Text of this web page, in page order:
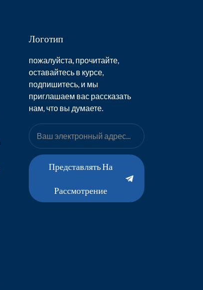
Логотип
пожалуйста, прочитайте,
оставайтесь в курсе,
подпишитесь, и мы
приглашаем вас рассказать
нам, что вы думаете.
Представлять На
Рассмотрение